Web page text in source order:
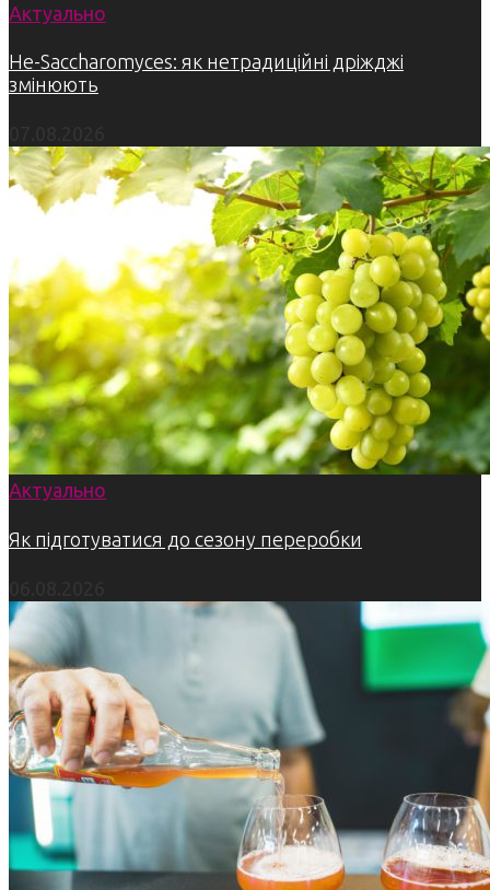
Актуально
Не-Saccharomyces: як нетрадиційні дріжджі
змінюють
Актуально
Як підготуватися до сезону переробки